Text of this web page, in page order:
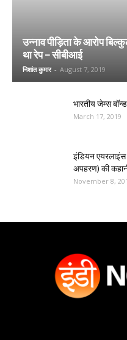
उन्नाव पीड़िता के आरोप
था रेप – सीबीआई
निशांत कुमार - August 7, 2019
भारतीय जेम्स
March 17, 2019
इंडियन
अपहरण) की
November 8,